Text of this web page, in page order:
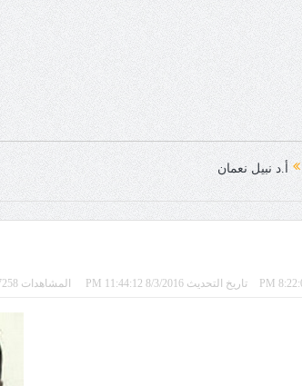
أ.د نبيل نعمان
تاريخ التحديث 8/3/2016 11:44:12 PM المشاهدات 57258